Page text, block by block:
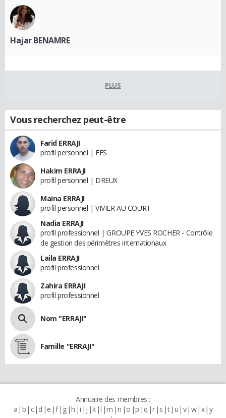
Hajar BENAMRE
PLUS
Vous recherchez peut-être
Farid ERRAJI
profil personnel | FES
Hakim ERRAJI
profil personnel | DREUX
Maina ERRAJI
profil personnel | VIVIER AU COURT
Nadia ERRAJI
profil professionnel | GROUPE YVES ROCHER - Contrôle
de gestion des périmètres internationaux
Laila ERRAJI
profil professionnel
Zahira ERRAJI
profil professionnel
Nom "ERRAJI"
Famille "ERRAJI"
Annuaire des membres :
a b c d e f g h i j k l m n o p q r s t u v w x y